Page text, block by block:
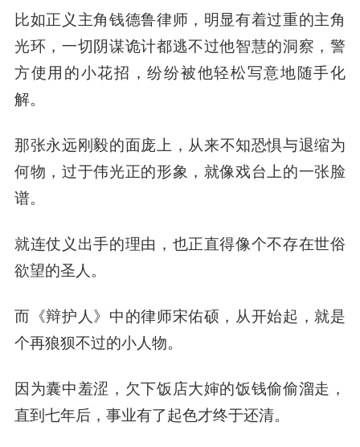
比如正义主角钱德鲁律师，明显有着过重的主角
光环，一切阴谋诡计都逃不过他智慧的洞察，警
方使用的小花招，纷纷被他轻松写意地随手化
解。
那张永远刚毅的面庞上，从来不知恐惧与退缩为
何物，过于伟光正的形象，就像戏台上的一张脸
谱。
就连仗义出手的理由，也正直得像个不存在世俗
欲望的圣人。
而《辩护人》中的律师宋佑硕，从开始起，就是
个再狼狈不过的小人物。
因为囊中羞涩，欠下饭店大婶的饭钱偷偷溜走，
直到七年后，事业有了起色才终于还清。